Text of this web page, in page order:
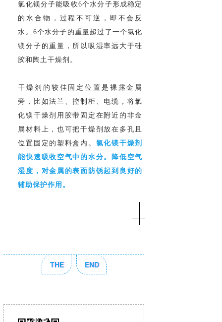
氯化镁分子能吸收6个水分子形成稳定
的水合物，过程不可逆，即不会反
水。6个水分子的重量超过了一个氯化
镁分子的重量，所以吸湿率远大于硅
胶和陶土干燥剂。
干燥剂的较佳固定位置是裸露金属
旁，比如法兰、控制柜、电缆，将氯
化镁干燥剂用胶带固定在附近的非金
属材料上，也可把干燥剂放在多孔且
位置固定的塑料盒内。 氯化镁干燥剂
能快速吸收空气中的水分。降低空气
湿度，对金属的表面防锈起到良好的
辅助保护作用。
THE END